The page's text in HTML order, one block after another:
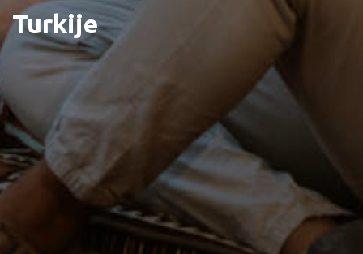
Turkije